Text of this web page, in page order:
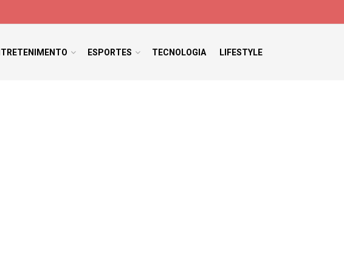
ESPORTES TECNOLOGIA LIFESTYLE